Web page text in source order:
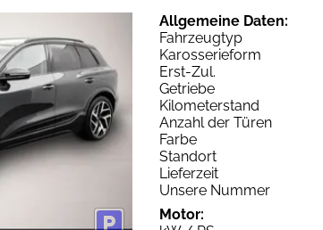
Allgemeine Daten:
Fahrzeugtyp
Karosserieform
Erst-Zul.
Getriebe
Kilometerstand
Anzahl der Türen
Farbe
Standort
Lieferzeit
Unsere Nummer
Motor: